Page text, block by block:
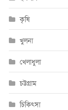
কৃষি
খুলনা
খেলাধুলা
চট্টগ্রাম
চিকিৎসা